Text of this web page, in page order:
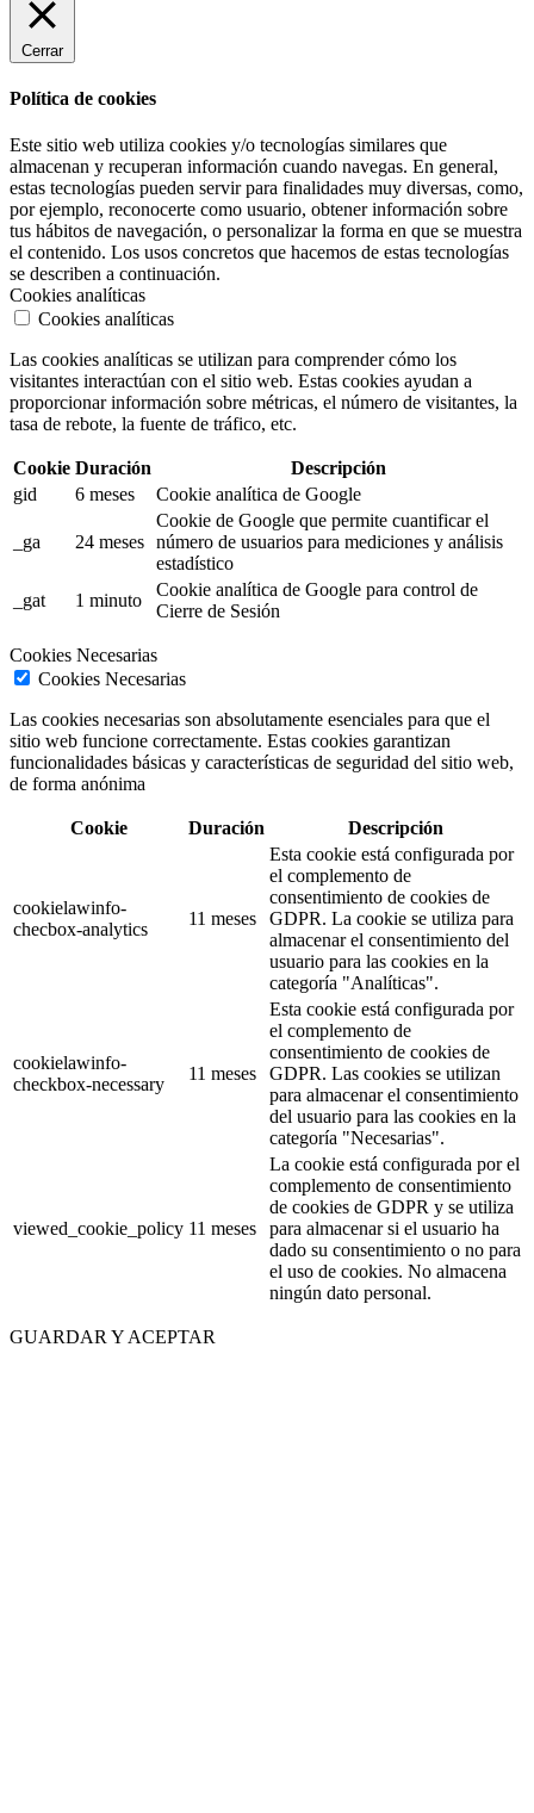
Cerrar
Política de cookies
Este sitio web utiliza cookies y/o tecnologías similares que
almacenan y recuperan información cuando navegas. En general,
estas tecnologías pueden servir para finalidades muy diversas, como,
por ejemplo, reconocerte como usuario, obtener información sobre
tus hábitos de navegación, o personalizar la forma en que se muestra
el contenido. Los usos concretos que hacemos de estas tecnologías
se describen a continuación.
Cookies analíticas
Cookies analíticas
Las cookies analíticas se utilizan para comprender cómo los
visitantes interactúan con el sitio web. Estas cookies ayudan a
proporcionar información sobre métricas, el número de visitantes, la
tasa de rebote, la fuente de tráfico, etc.
Cookie Duración
Descripción
gid
6 meses Cookie analítica de Google
_ga 24 meses
Cookie de Google que permite cuantificar el
número de usuarios para mediciones y análisis
estadístico
_gat
1 minuto
Cookie analítica de Google para control de
Cierre de Sesión
Cookies Necesarias
Cookies Necesarias
Las cookies necesarias son absolutamente esenciales para que el
sitio web funcione correctamente. Estas cookies garantizan
funcionalidades básicas y características de seguridad del sitio web,
de forma anónima
Cookie Duración Descripción
cookielawinfo-
checbox-analytics
11 meses
Esta cookie está configurada por
el complemento de
consentimiento de cookies de
GDPR. La cookie se utiliza para
almacenar el consentimiento del
usuario para las cookies en la
categoría "Analíticas".
cookielawinfo-
checkbox-necessary
11 meses
Esta cookie está configurada por
el complemento de
consentimiento de cookies de
GDPR. Las cookies se utilizan
para almacenar el consentimiento
del usuario para las cookies en la
categoría "Necesarias".
viewed_cookie_policy 11 meses
La cookie está configurada por el
complemento de consentimiento
de cookies de GDPR y se utiliza
para almacenar si el usuario ha
dado su consentimiento o no para
el uso de cookies. No almacena
ningún dato personal.
GUARDAR Y ACEPTAR